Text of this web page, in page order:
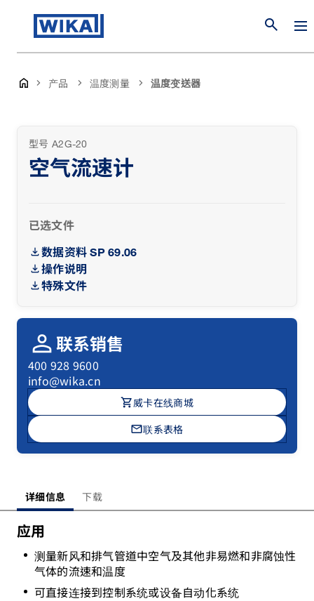
search
产品 温度测量 温度变送器
型号 A2G-20
空气流速计
已选文件
数据资料 SP 69.06
操作说明
特殊文件
person 联系销售
400 928 9600
info@wika.cn
shopping_cart威卡在线商城
mail联系表格
详细信息 下载
应用
测量新风和排气管道中空气及其他非易燃和非腐蚀性
气体的流速和温度
可直接连接到控制系统或设备自动化系统